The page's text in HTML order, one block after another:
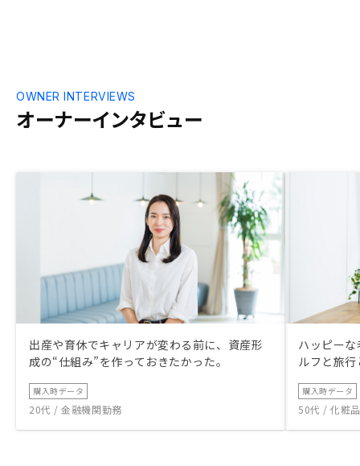
オーナーインタビュー
OWNER INTERVIEWS
出産や育休でキャリアが変わる前に、資産形
成の“仕組み”を作っておきたかった。
購入時データ
20代 / 金融機関勤務
ハッピー
ルフと旅
購入時データ
50代 / 化粧